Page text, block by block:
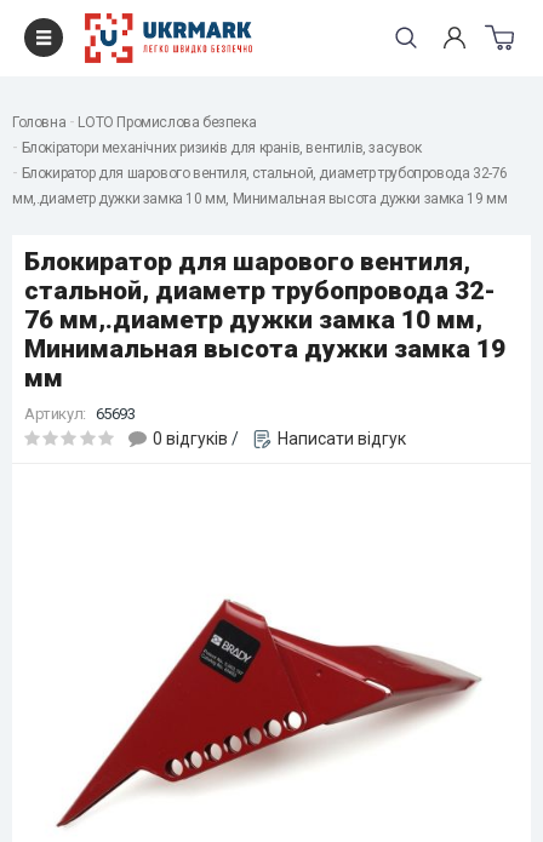
Головна
LOTO Промислова безпека
Блокіратори механічних ризиків для кранів, вентилів, засувок
Блокиратор для шарового вентиля, стальной, диаметр трубопровода 32-76
мм,.диаметр дужки замка 10 мм, Минимальная высота дужки замка 19 мм
Блокиратор для шарового вентиля,
стальной, диаметр трубопровода 32-
76 мм,.диаметр дужки замка 10 мм,
Минимальная высота дужки замка 19
мм
Артикул: 65693
0 відгуків / Написати відгук